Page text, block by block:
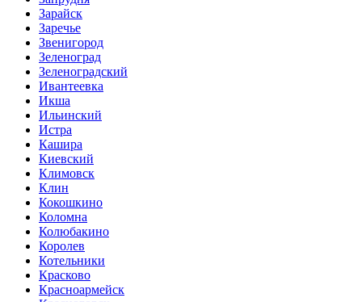
Зарайск
Заречье
Звенигород
Зеленоград
Зеленоградский
Ивантеевка
Икша
Ильинский
Истра
Кашира
Киевский
Климовск
Клин
Кокошкино
Коломна
Колюбакино
Королев
Котельники
Красково
Красноармейск